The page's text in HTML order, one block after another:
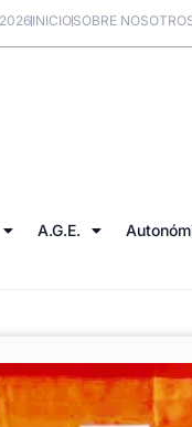
INICIOSOBRE
A.G.E.